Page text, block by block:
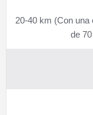
20-40 km (Con una
de